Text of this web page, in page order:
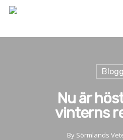
Skip
Blogg
Nu är
vinterns
By Sörmlands